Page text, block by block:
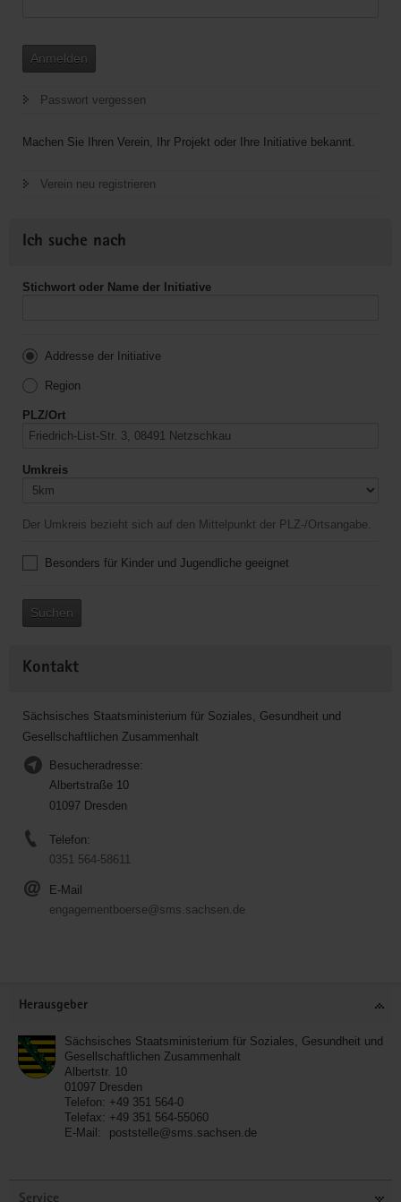
Anmelden
Passwort vergessen
Machen Sie Ihren Verein, Ihr Projekt oder Ihre Initiative bekannt.
Verein neu registrieren
Ich suche nach
Stichwort oder Name der Initiative
Addresse der Initiative
Region
PLZ/Ort
Umkreis
Der Umkreis bezieht sich auf den Mittelpunkt der PLZ-/Ortsangabe.
Besonders für Kinder und Jugendliche geeignet
Suchen
Kontakt
Sächsisches Staatsministerium für Soziales, Gesundheit und
Gesellschaftlichen Zusammenhalt
Besucheradresse:
Albertstraße 10
01097 Dresden
Telefon:
0351 564-58611
E-Mail
engagementboerse@sms.sachsen.de
Herausgeber
Sächsisches Staatsministerium für Soziales, Gesundheit und
Gesellschaftlichen Zusammenhalt
Albertstr. 10
01097 Dresden
Telefon: +49 351 564-0
Telefax: +49 351 564-55060
E-Mail:
poststelle@sms.sachsen.de
Service